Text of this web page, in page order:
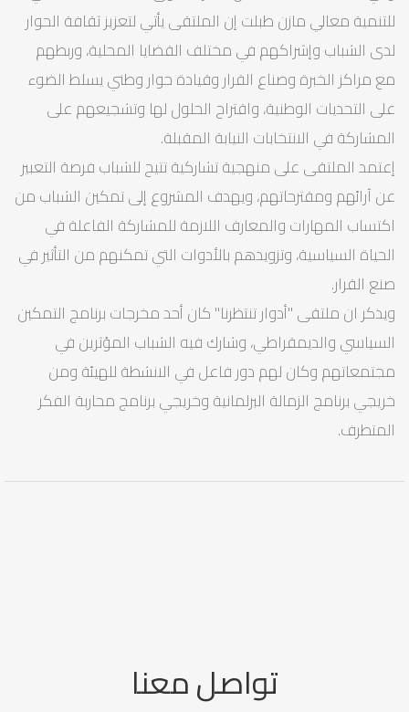
للتنمية معالي مازن طبلت إن الملتقى يأتي لتعزيز ثقافة الحوار
لدى الشباب وإشراكهم في مختلف القضايا المحلية، وربطهم
مع مراكز الخبرة وصناع القرار وقيادة حوار وطني يسلط الضوء
على التحديات الوطنية، واقتراح الحلول لها وتشجيعهم على
المشاركة في الانتخابات النيابة المقبلة.
إعتمد الملتقى على منهجية تشاركية تتيح للشباب فرصة التعبير
عن آرائهم ومقترحاتهم، ويهدف المشروع إلى تمكين الشباب من
اكتساب المهارات والمعارف اللازمة للمشاركة الفاعلة في
الحياة السياسية، وتزويدهم بالأدوات التي تمكنهم من التأثير في
صنع القرار.
ويذكر ان ملتقى "أدوار تنتظرنا" كان أحد مخرجات برنامج التمكين
السياسي والديمقراطي، وشارك فيه الشباب المؤثرين في
مجتمعاتهم وكان لهم دور فاعل في الانشطة للهيئة ومن
خريجي برنامج الزمالة البرلمانية وخريجي برنامج محاربة الفكر
المتطرف.
تواصل معنا